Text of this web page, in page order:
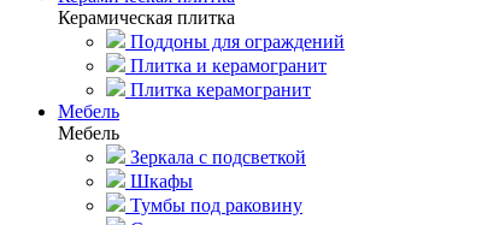
Керамическая плитка
Поддоны для ограждений
Плитка и керамогранит
Плитка керамогранит
Мебель
Мебель
Зеркала с подсветкой
Шкафы
Тумбы под раковину